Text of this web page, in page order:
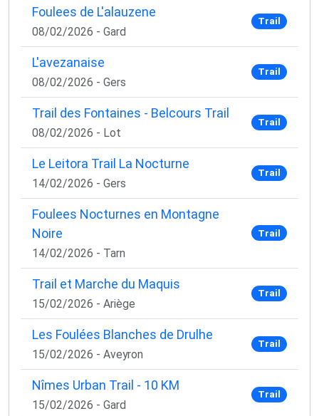
Foulees de L'alauzene
08/02/2026 - Gard
Trail
L'avezanaise
08/02/2026 - Gers
Trail
Trail des Fontaines - Belcours Trail
08/02/2026 - Lot
Trail
Le Leitora Trail La Nocturne
14/02/2026 - Gers
Trail
Foulees Nocturnes en Montagne
Noire
14/02/2026 - Tarn
Trail
Trail et Marche du Maquis
15/02/2026 - Ariège
Trail
Les Foulées Blanches de Drulhe
15/02/2026 - Aveyron
Trail
Nîmes Urban Trail - 10 KM
15/02/2026 - Gard
Trail